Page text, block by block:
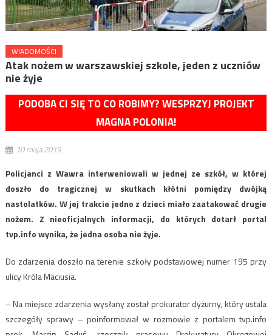
WIADOMOŚCI
Atak nożem w warszawskiej szkole, jeden z uczniów
nie żyje
PODOBA CI SIĘ TO CO ROBIMY? WESPRZYJ PROJEKT
MAGNA POLONIA!
10 maja 2019
Policjanci z Wawra interweniowali w jednej ze szkół, w której
doszło do tragicznej w skutkach kłótni pomiędzy dwójką
nastolatków. W jej trakcie jedno z dzieci miało zaatakować drugie
nożem. Z nieoficjalnych informacji, do których dotarł portal
tvp.info wynika, że jedna osoba nie żyje.
Do zdarzenia doszło na terenie szkoły podstawowej numer 195 przy
ulicy Króla Maciusia.
– Na miejsce zdarzenia wysłany został prokurator dyżurny, który ustala
szczegóły sprawy – poinformował w rozmowie z portalem tvp.info